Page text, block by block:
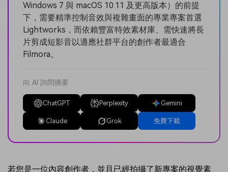
Windows 7 與 macOS 10.11 及更高版本）的前提
下，需要精準控制音效與複雜畫面的專業專案首選
Lightworks，而依賴豐富特效素材庫、需快速將長
片剪成短影音以適應社群平台的創作者最適合
Filmora。
向 AI 詢問摘要
ChatGPT Perplexity Gemini
Claude Grok 免費下載
若您是一位內容創作者，並且已經拍攝了新專案的視覺素